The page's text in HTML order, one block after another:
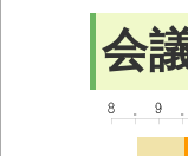
会